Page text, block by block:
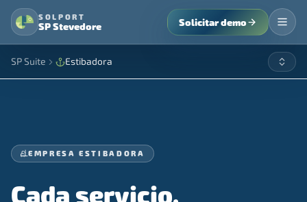
SOLPORT
SP Stevedore Solicitar demo
SP Suite Estibadora
EMPRESA ESTIBADORA
Cada servicio,